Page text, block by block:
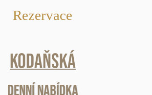
Rezervace
Kodaňská
Denní nabídka